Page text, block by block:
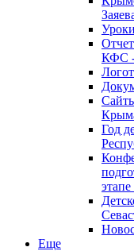
КФС -
Год
Еще